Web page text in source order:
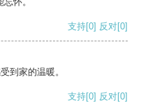
支持[0] 反对[0]
到家的温暖。
支持[0] 反对[0]